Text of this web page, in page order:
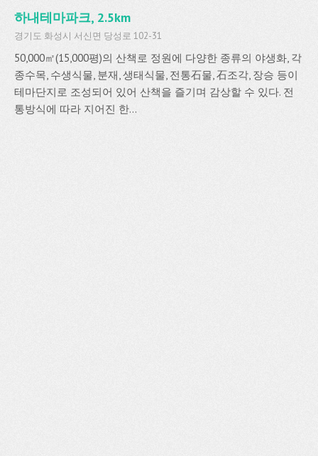
하내테마파크, 2.5km
경기도 화성시 서신면 당성로 102-31
50,000㎡(15,000평)의 산책로 정원에 다양한 종류의 야생화, 각
종수목, 수생식물, 분재, 생태식물, 전통石물, 石조각, 장승 등이
테마단지로 조성되어 있어 산책을 즐기며 감상할 수 있다. 전
통방식에 따라 지어진 한...